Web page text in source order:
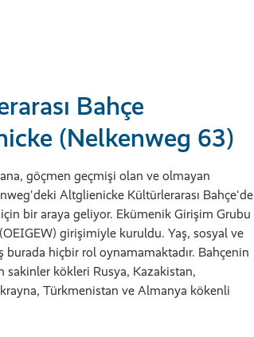
Bahçe
(Nelkenweg 63)
göçmen geçmişi olan ve olmayan
Altglienicke Kültürlerarası Bahçe'de
bir araya geliyor. Ekümenik Girişim Grubu
girişimiyle kuruldu. Yaş, sosyal ve
burada hiçbir rol oynamamaktadır. Bahçenin
sakinler kökleri Rusya, Kazakistan,
Türkmenistan ve Almanya kökenli